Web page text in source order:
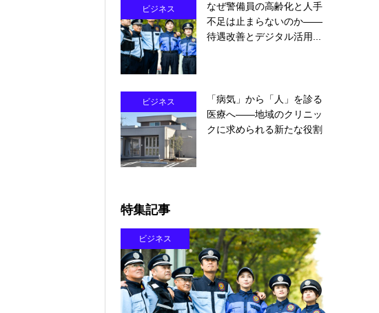
ビジネス
なぜ警備員の高齢化と人手
不足は止まらないのか――
待遇改善とデジタル活用...
ビジネス
「病気」から「人」を診る
医療へ――地域のクリニッ
クに求められる新たな役割
特集記事
ビジネス